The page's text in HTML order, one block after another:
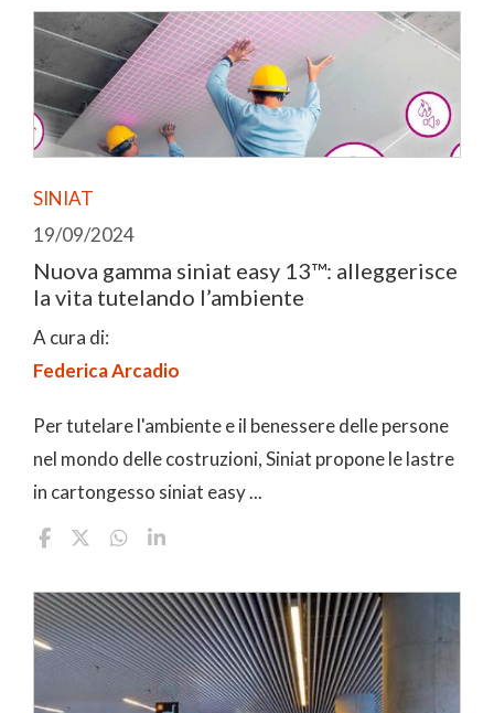
SINIAT
19/09/2024
Nuova gamma siniat easy 13™: alleggerisce
la vita tutelando l’ambiente
A cura di:
Federica Arcadio
Per tutelare l'ambiente e il benessere delle persone
nel mondo delle costruzioni, Siniat propone le lastre
in cartongesso siniat easy ...